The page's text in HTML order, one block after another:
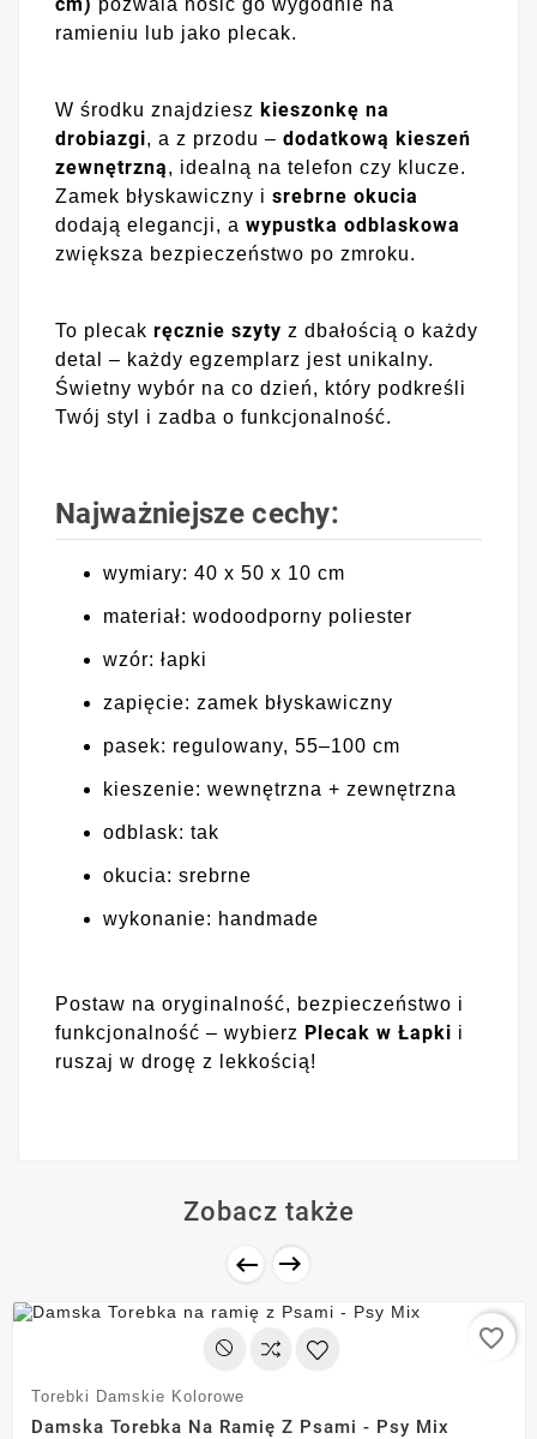
cm) pozwala nosić go wygodnie na
ramieniu lub jako plecak.
W środku znajdziesz kieszonkę na
drobiazgi, a z przodu – dodatkową kieszeń
zewnętrzną, idealną na telefon czy klucze.
Zamek błyskawiczny i srebrne okucia
dodają elegancji, a wypustka odblaskowa
zwiększa bezpieczeństwo po zmroku.
To plecak ręcznie szyty z dbałością o każdy
detal – każdy egzemplarz jest unikalny.
Świetny wybór na co dzień, który podkreśli
Twój styl i zadba o funkcjonalność.
Najważniejsze cechy:
wymiary: 40 x 50 x 10 cm
materiał: wodoodporny poliester
wzór: łapki
zapięcie: zamek błyskawiczny
pasek: regulowany, 55–100 cm
kieszenie: wewnętrzna + zewnętrzna
odblask: tak
okucia: srebrne
wykonanie: handmade
Postaw na oryginalność, bezpieczeństwo i
funkcjonalność – wybierz Plecak w Łapki i
ruszaj w drogę z lekkością!
Zobacz także
 
Torebki Damskie Kolorowe
Damska Torebka Na Ramię Z Psami - Psy Mix
favorite_border